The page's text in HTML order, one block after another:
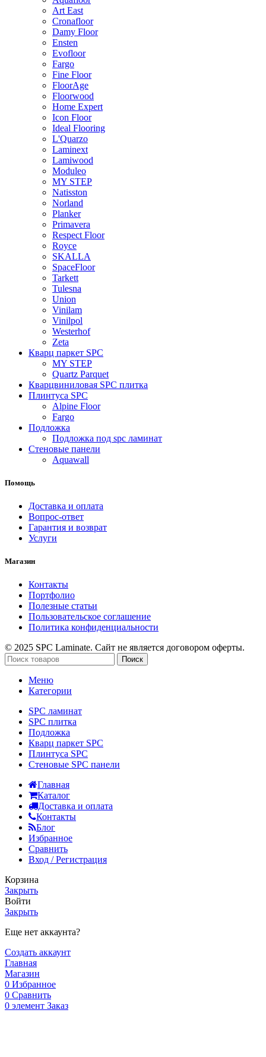
Art East
Cronafloor
Damy Floor
Ensten
Evofloor
Fargo
Fine Floor
FloorAge
Floorwood
Home Expert
Icon Floor
Ideal Flooring
L'Quarzo
Laminext
Lamiwood
Moduleo
MY STEP
Natisston
Norland
Planker
Primavera
Respect Floor
Royce
SKALLA
SpaceFloor
Tarkett
Tulesna
Union
Vinilam
Vinilpol
Westerhof
Zeta
Кварц паркет SPC
MY STEP
Quartz Parquet
Кварцвиниловая SPC плитка
Плинтуса SPC
Alpine Floor
Fargo
Подложка
Подложка под spc ламинат
Стеновые панели
Aquawall
Помощь
Доставка и оплата
Вопрос-ответ
Гарантия и возврат
Услуги
Магазин
Контакты
Портфолио
Полезные статьи
Пользовательское соглашение
Политика конфиденциальности
© 2025 SPC Laminate. Сайт не является договором оферты.
Поиск
Меню
Категории
SPC ламинат
SPC плитка
Подложка
Кварц паркет SPC
Плинтуса SPC
Стеновые SPC панели
Главная
Каталог
Доставка и оплата
Контакты
Блог
Избранное
Сравнить
Вход / Регистрация
Корзина
Закрыть
Войти
Закрыть
Еще нет аккаунта?
Создать аккаунт
Главная
Магазин
0 Избранное
0 Сравнить
0 элемент Заказ